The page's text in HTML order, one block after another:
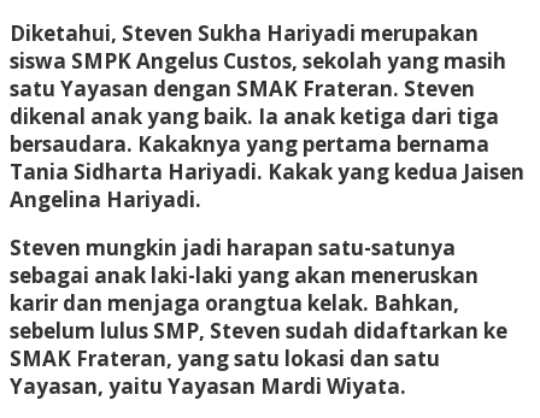
Diketahui, Steven Sukha Hariyadi merupakan
siswa SMPK Angelus Custos, sekolah yang masih
satu Yayasan dengan SMAK Frateran. Steven
dikenal anak yang baik. Ia anak ketiga dari tiga
bersaudara. Kakaknya yang pertama bernama
Tania Sidharta Hariyadi. Kakak yang kedua Jaisen
Angelina Hariyadi.
Steven mungkin jadi harapan satu-satunya
sebagai anak laki-laki yang akan meneruskan
karir dan menjaga orangtua kelak. Bahkan,
sebelum lulus SMP, Steven sudah didaftarkan ke
SMAK Frateran, yang satu lokasi dan satu
Yayasan, yaitu Yayasan Mardi Wiyata.